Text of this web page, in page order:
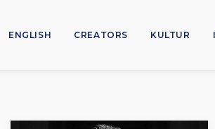
ENGLISH CREATORS KULTUR